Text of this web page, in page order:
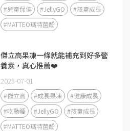
#兒童保健
#JellyGO
#孩童成長
#MATTEO瑪特菌酚
傑立高果凍一條就能補充到好多營
養素，真心推薦❤️
2025-07-01
#傑立高 #成長果凍
#健康成長
#吃動睡
#JellyGO
#孩童成長
#MATTEO瑪特菌酚